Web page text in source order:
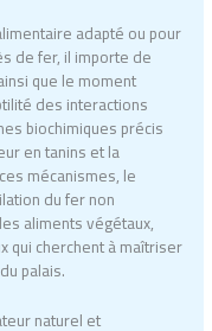
adapté ou pour
de fer, il importe de
que le moment
des interactions
biochimiques précis
en tanins et la
mécanismes, le
du fer non
aliments végétaux,
qui cherchent à maîtriser
palais.
naturel et